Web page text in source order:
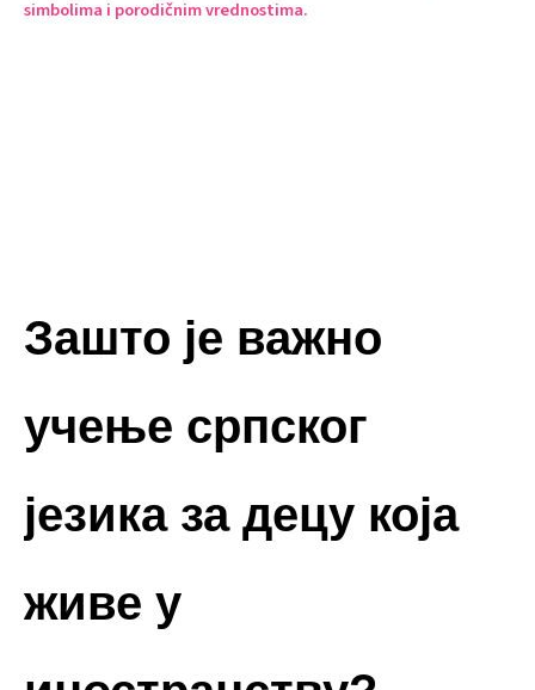
Зашто је важно
учење српског
језика за децу која
живе у